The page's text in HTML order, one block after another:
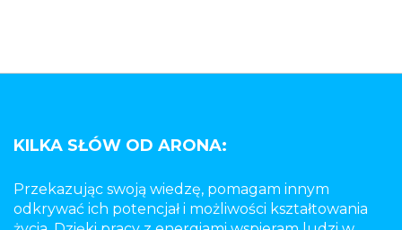
KILKA SŁÓW OD ARONA:
Przekazując swoją wiedzę, pomagam innym
odkrywać ich potencjał i możliwości kształtowania